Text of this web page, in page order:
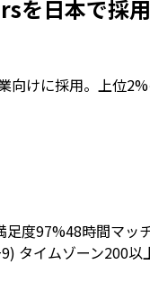
を日本で採
けに採用。上位
足度97%48時間マッ
タイムゾーン200以